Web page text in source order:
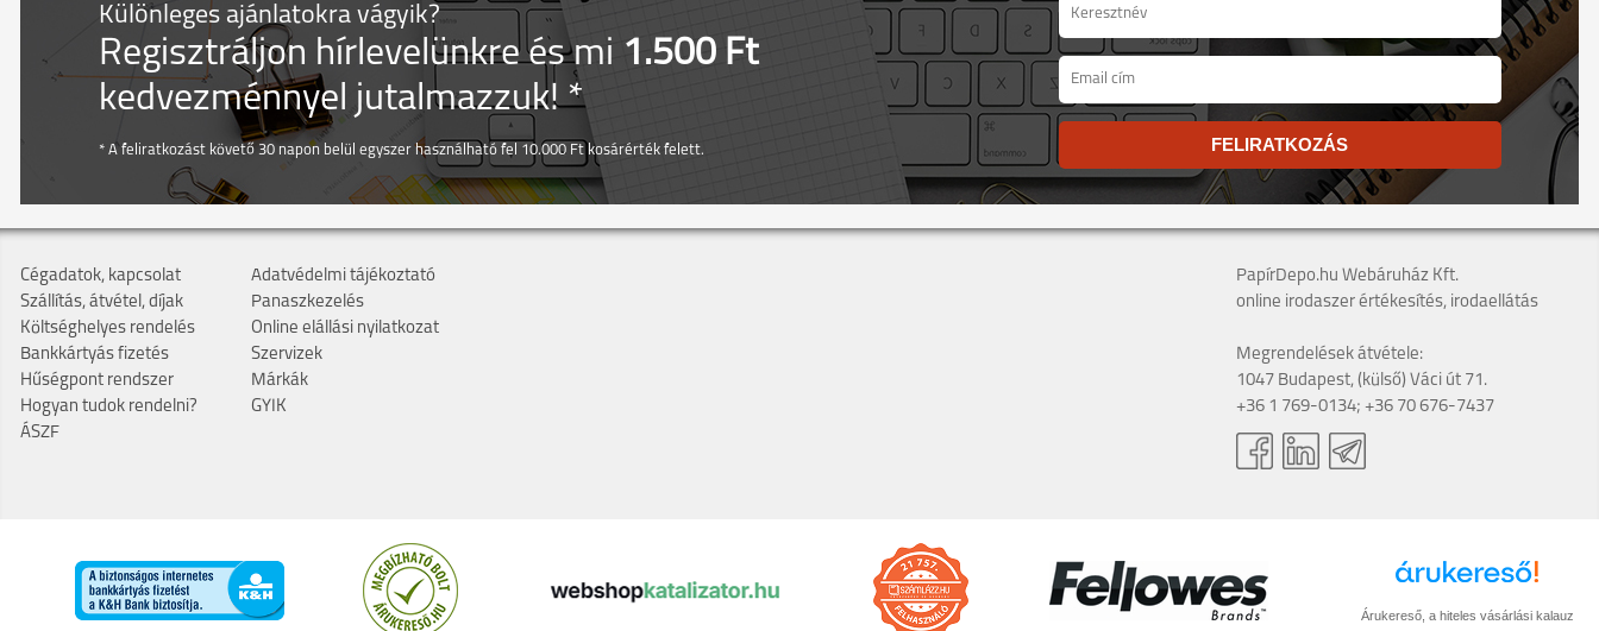
Különleges ajánlatokra vágyik?
Regisztráljon hírlevelünkre és mi 1.500 Ft
kedvezménnyel jutalmazzuk! *
* A feliratkozást követő 30 napon belül egyszer használható fel 10.000 Ft kosárérték felett. FELIRATKOZÁS
Cégadatok, kapcsolat
Szállítás, átvétel, díjak
Költséghelyes rendelés
Bankkártyás fizetés
Hűségpont rendszer
Hogyan tudok rendelni?
ÁSZF
Adatvédelmi tájékoztató
Panaszkezelés
Online elállási nyilatkozat
Szervizek
Márkák
GYIK
PapírDepo.hu Webáruház Kft.
online irodaszer értékesítés, irodaellátás
Megrendelések átvétele:
1047 Budapest, (külső) Váci út 71.
+36 1 769-0134; +36 70 676-7437
Árukereső, a hiteles vásárlási kalauz